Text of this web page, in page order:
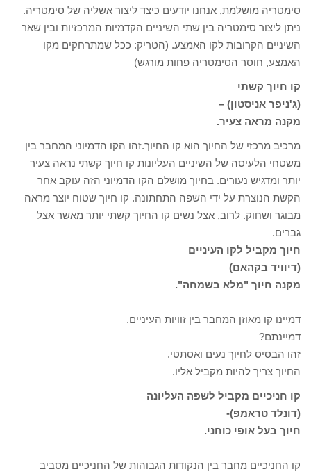
סימטריה מושלמת, אנחנו יודעים כיצד ליצור אשליה של סימטריה.
ניתן ליצור סימטריה בין שתי השיניים הקדמיות המרכזיות ובין שאר
השיניים הקרובות לקו האמצע. (הטריק: ככל שמתרחקים מקו
האמצע, חוסר הסימטריה פחות מורגש)
קו חיוך קשתי
(ג'ניפר אניסטון) –
מקנה מראה צעיר.
מרכיב מרכזי של החיוך הוא קו החיוך.זהו הקו הדמיוני המחבר בין
משטחי הלעיסה של השיניים העליונות קו חיוך קשתי נראה צעיר
יותר ומדגיש נעורים. בחיוך מושלם הקו הדמיוני הזה עוקב אחר
הקשת הנוצרת על ידי השפה התחתונה. קו חיוך שטוח יוצר מראה
מבוגר ושחוק. לרוב, אצל נשים קו החיוך קשתי יותר מאשר אצל
גברים.
חיוך מקביל לקו העיניים
(דיוויד בקהאם)
מקנה חיוך "מלא בשמחה".
דמיינו קו מאוזן המחבר בין זוויות העיניים.
דמיינתם?
זהו הבסיס לחיוך נעים ואסתטי.
החיוך צריך להיות מקביל אליו.
קו חניכיים מקביל לשפה העליונה
(דונלד טראמפ)-
חיוך בעל אופי כוחני.
קו החניכיים מחבר בין הנקודות הגבוהות של החניכיים מסביב